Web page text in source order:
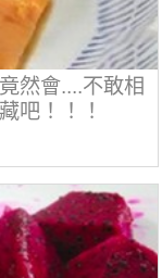
然會....不敢相
吧！！！